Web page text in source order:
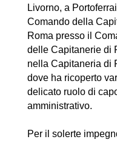
Livorno, a
Comando della
Roma presso il
delle Capitanerie di
nella Capitaneria di
dove ha ricoperto
delicato ruolo di
amministrativo.
Per il solerte